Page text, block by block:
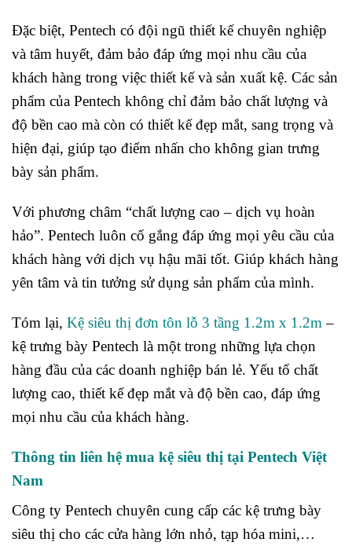
Đặc biệt, Pentech có đội ngũ thiết kế chuyên nghiệp
và tâm huyết, đảm bảo đáp ứng mọi nhu cầu của
khách hàng trong việc thiết kế và sản xuất kệ. Các sản
phẩm của Pentech không chỉ đảm bảo chất lượng và
độ bền cao mà còn có thiết kế đẹp mắt, sang trọng và
hiện đại, giúp tạo điểm nhấn cho không gian trưng
bày sản phẩm.
Với phương châm “chất lượng cao – dịch vụ hoàn
hảo”. Pentech luôn cố gắng đáp ứng mọi yêu cầu của
khách hàng với dịch vụ hậu mãi tốt. Giúp khách hàng
yên tâm và tin tưởng sử dụng sản phẩm của mình.
Tóm lại, Kệ siêu thị đơn tôn lỗ 3 tầng 1.2m x 1.2m –
kệ trưng bày Pentech là một trong những lựa chọn
hàng đầu của các doanh nghiệp bán lẻ. Yếu tố chất
lượng cao, thiết kế đẹp mắt và độ bền cao, đáp ứng
mọi nhu cầu của khách hàng.
Thông tin liên hệ mua kệ siêu thị tại Pentech Việt
Nam
Công ty Pentech chuyên cung cấp các kệ trưng bày
siêu thị cho các cửa hàng lớn nhỏ, tạp hóa mini,…